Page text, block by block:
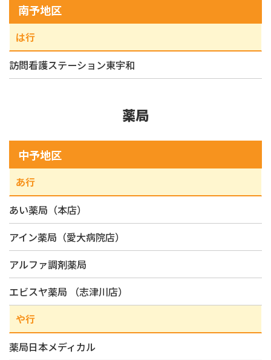
南予地区
は行
訪問看護ステーション東宇和
薬局
中予地区
あ行
あい薬局（本店）
アイン薬局（愛大病院店）
アルファ調剤薬局
エビスヤ薬局 （志津川店）
や行
薬局日本メディカル